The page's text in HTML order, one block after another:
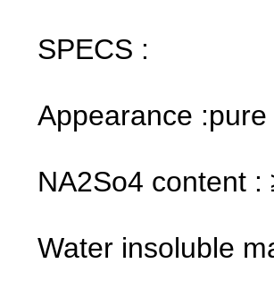
SPECS :
Appearance
NA2So4 content :
Water insoluble